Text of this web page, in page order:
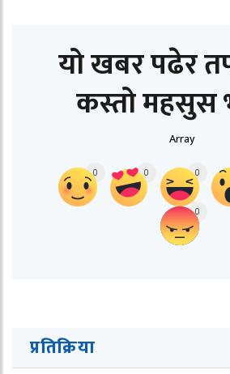
यो खबर पढेर
कस्तो महसुस
Array
0 0 0
0
प्रतिक्रिया